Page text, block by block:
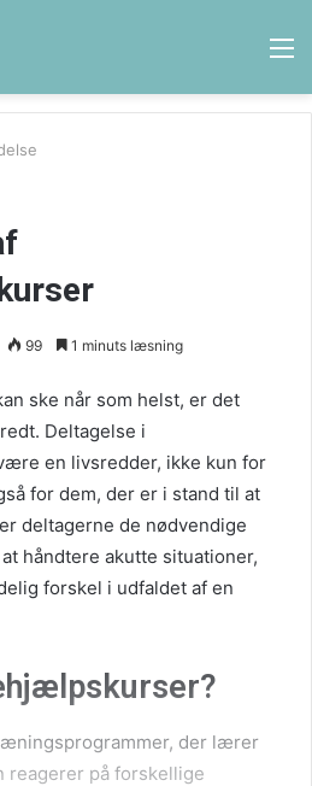
99 1 minuts læsning
ske når som helst, er det
Deltagelse i
en livsredder, ikke kun for
for dem, der er i stand til at
deltagerne de nødvendige
håndtere akutte situationer,
forskel i udfaldet af en
der lærer
reagerer på forskellige